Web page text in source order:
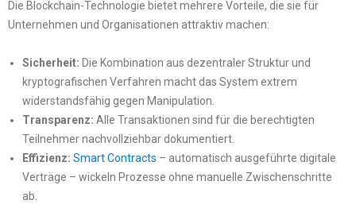
Die Blockchain-Technologie bietet mehrere Vorteile, die sie für
Unternehmen und Organisationen attraktiv machen:
Sicherheit: Die Kombination aus dezentraler Struktur und
kryptografischen Verfahren macht das System extrem
widerstandsfähig gegen Manipulation.
Transparenz: Alle Transaktionen sind für die berechtigten
Teilnehmer nachvollziehbar dokumentiert.
Effizienz: Smart Contracts – automatisch ausgeführte digitale
Verträge – wickeln Prozesse ohne manuelle Zwischenschritte
ab.